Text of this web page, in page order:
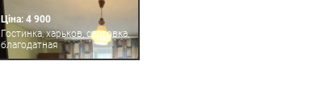
Ціна: 4 900
Гостинка, харьков, салтовка,
благодатная